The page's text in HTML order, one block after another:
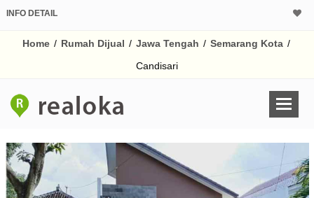
INFO DETAIL
Home / Rumah Dijual / Jawa Tengah / Semarang Kota /
Candisari
Harga Rp
% /th